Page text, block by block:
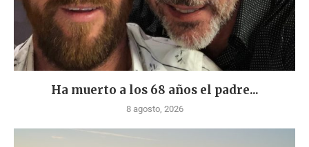
Ha muerto a los 68 años el padre...
8 agosto, 2026